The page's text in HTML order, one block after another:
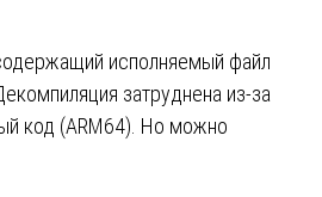
исполняемый файл
затруднена из-за
код (ARM64). Но можно